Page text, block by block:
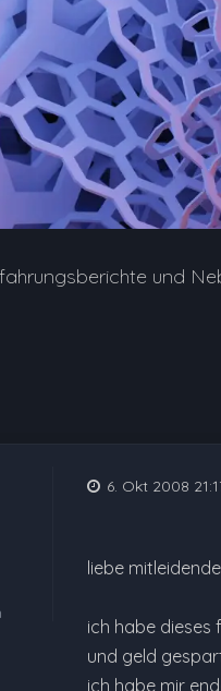
und
6. Okt 2008
liebe
ich habe dieses
und geld
ich habe mir